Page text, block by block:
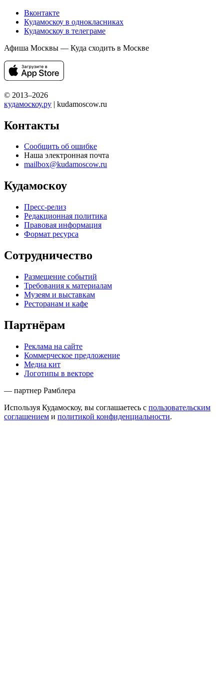
Вконтакте
Кудамоскоу в однокласниках
Кудамоскоу в телеграме
Афиша Москвы — Куда сходить в Москве
© 2013–2026
кудамоскоу.ру | kudamoscow.ru
Контакты
Сообщить об ошибке
Наша электронная почта
mailbox@kudamoscow.ru
Кудамоскоу
Пресс-релиз
Редакционная политика
Правовая информация
Формат ресурса
Сотрудничество
Размещение событий
Требования к материалам
Музеям и выставкам
Ресторанам и кафе
Партнёрам
Реклама на сайте
Коммерческое предложение
Медиа кит
Логотипы в векторе
— партнер Рамблера
Используя Кудамоскоу, вы соглашаетесь с пользовательским
соглашением и политикой конфиденциальности.